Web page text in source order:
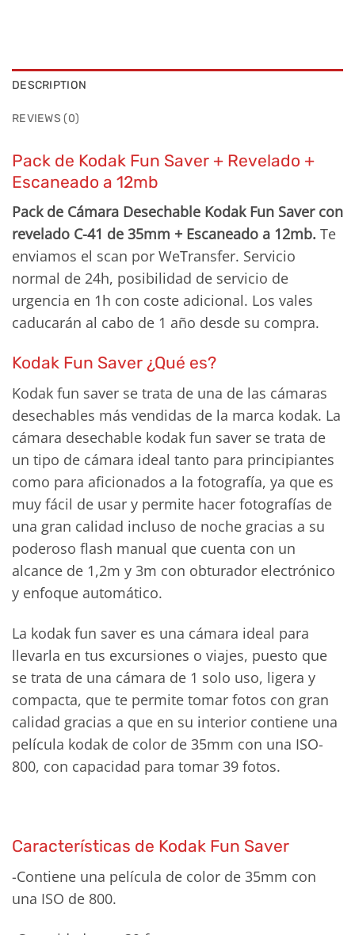
DESCRIPTION
REVIEWS (0)
Pack de Kodak Fun Saver + Revelado +
Escaneado a 12mb
Pack de Cámara Desechable Kodak Fun Saver con
revelado C-41 de 35mm + Escaneado a 12mb. Te
enviamos el scan por WeTransfer. Servicio
normal de 24h, posibilidad de servicio de
urgencia en 1h con coste adicional. Los vales
caducarán al cabo de 1 año desde su compra.
Kodak Fun Saver ¿Qué es?
Kodak fun saver se trata de una de las cámaras
desechables más vendidas de la marca kodak. La
cámara desechable kodak fun saver se trata de
un tipo de cámara ideal tanto para principiantes
como para aficionados a la fotografía, ya que es
muy fácil de usar y permite hacer fotografías de
una gran calidad incluso de noche gracias a su
poderoso flash manual que cuenta con un
alcance de 1,2m y 3m con obturador electrónico
y enfoque automático.
La kodak fun saver es una cámara ideal para
llevarla en tus excursiones o viajes, puesto que
se trata de una cámara de 1 solo uso, ligera y
compacta, que te permite tomar fotos con gran
calidad gracias a que en su interior contiene una
película kodak de color de 35mm con una ISO-
800, con capacidad para tomar 39 fotos.
Características de Kodak Fun Saver
-Contiene una película de color de 35mm con
una ISO de 800.